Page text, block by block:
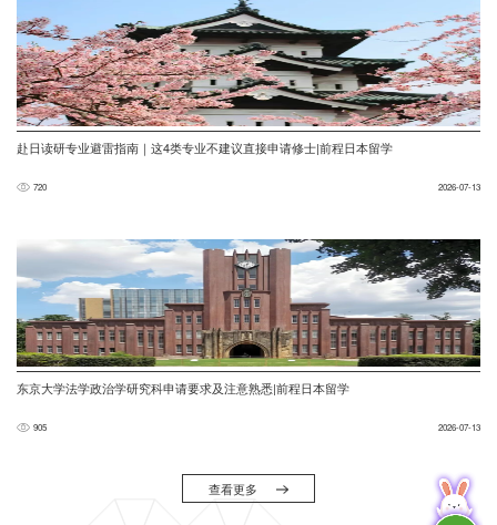
赴日读研专业避雷指南｜这4类专业不建议直接申请修士|前程日本留学
720 2026-07-13
东京大学法学政治学研究科申请要求及注意熟悉|前程日本留学
905 2026-07-13
查看更多